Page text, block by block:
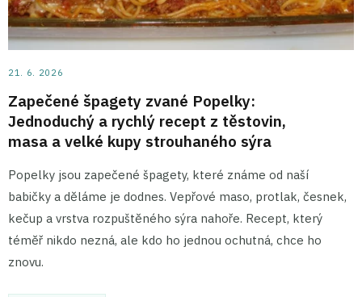
21. 6. 2026
Zapečené špagety zvané Popelky:
Jednoduchý a rychlý recept z těstovin,
masa a velké kupy strouhaného sýra
Popelky jsou zapečené špagety, které známe od naší
babičky a děláme je dodnes. Vepřové maso, protlak, česnek,
kečup a vrstva rozpuštěného sýra nahoře. Recept, který
téměř nikdo nezná, ale kdo ho jednou ochutná, chce ho
znovu.